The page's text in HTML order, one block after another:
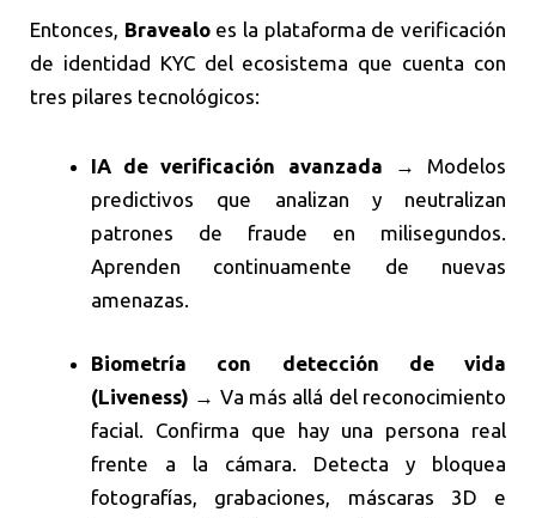
Entonces, Bravealoes la plataforma de verificación
de identidad KYC del ecosistema que cuenta con
tres pilares tecnológicos:
IA de verificación avanzada → Modelos
predictivos que analizan y neutralizan
patrones de fraude en milisegundos.
Aprenden continuamente de nuevas
amenazas.
Biometría con detección de vida
(Liveness) → Va más allá del reconocimiento
facial. Confirma que hay una persona real
frente a la cámara. Detecta y bloquea
fotografías, grabaciones, máscaras 3D e